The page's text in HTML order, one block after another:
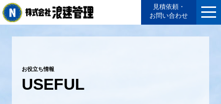
見積依頼・
お問い合わせ
お役立ち情報
USEFUL